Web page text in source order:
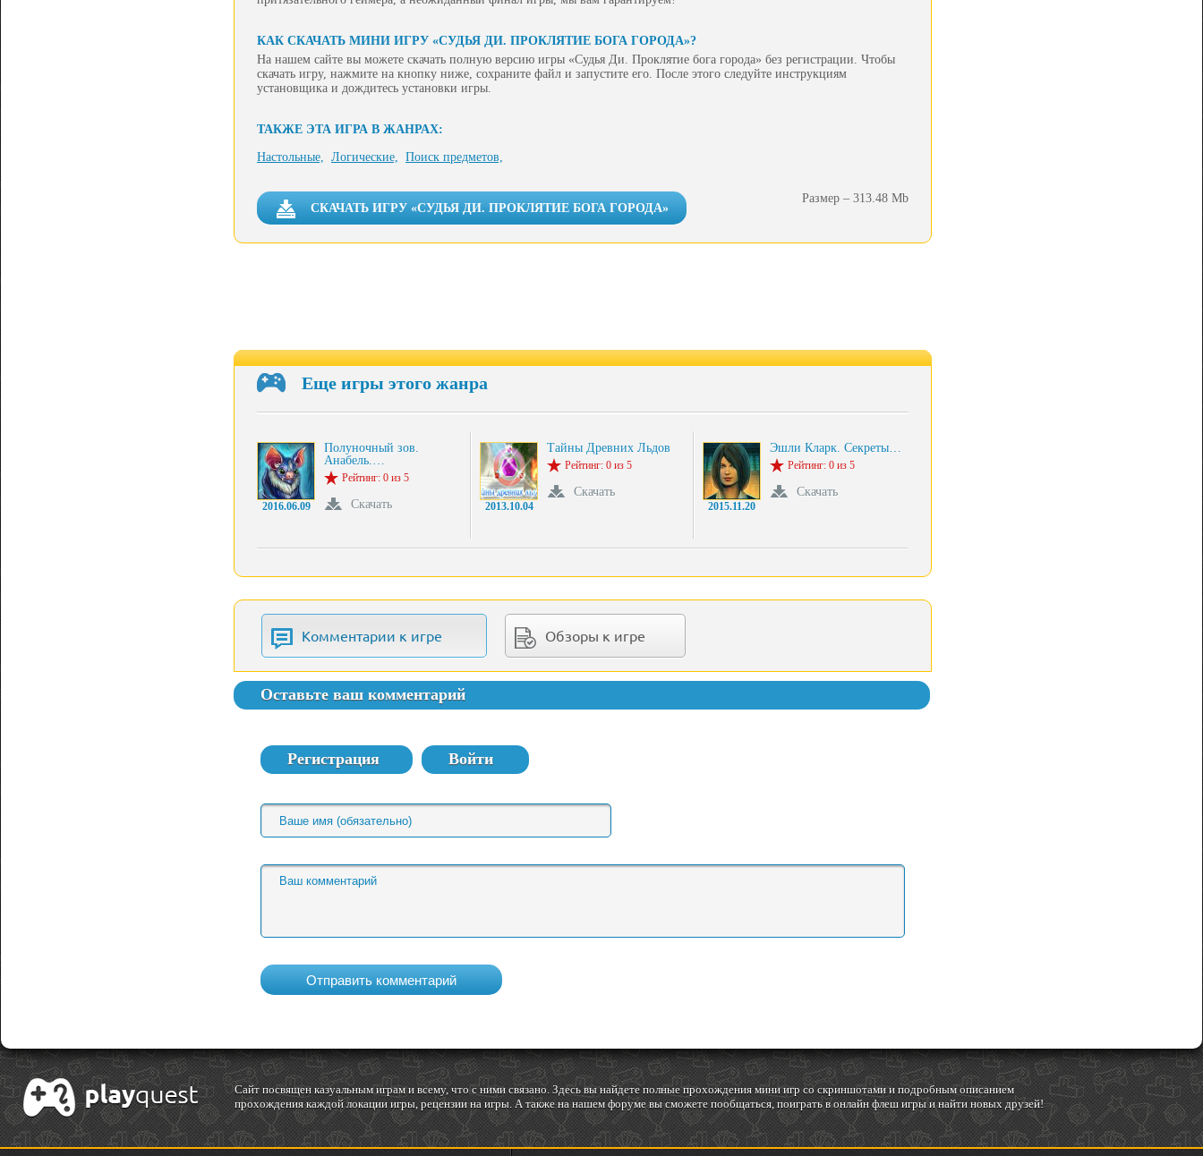
КАК СКАЧАТЬ МИНИ ИГРУ «СУДЬЯ ДИ. ПРОКЛЯТИЕ БОГА ГОРОДА»?
На нашем сайте вы можете скачать полную версию игры «Судья Ди. Проклятие бога города» без регистрации. Чтобы
скачать игру, нажмите на кнопку ниже, сохраните файл и запустите его. После этого следуйте инструкциям
установщика и дождитесь установки игры.
ТАКЖЕ ЭТА ИГРА В ЖАНРАХ:
Настольные, Логические, Поиск предметов,
СКАЧАТЬ ИГРУ «СУДЬЯ ДИ. ПРОКЛЯТИЕ БОГА ГОРОДА»
Размер – 313.48 Mb
Еще игры этого жанра
2016.06.09
Полуночный зов.
Анабель.…
Рейтинг: 0 из 5
Скачать 2013.10.04
Тайны Древних Льдов
Рейтинг: 0 из 5
Скачать
2015.11.20
Эшли Кларк. Секреты…
Рейтинг: 0 из 5
Скачать
Комментарии к игре Обзоры к игре
Оставьте ваш комментарий
Регистрация Войти
Cайт посвящен казуальным играм и всему, что с ними связано. Здесь вы найдете полные прохождения мини игр со скриншотами и подробным описанием
прохождения каждой локации игры, рецензии на игры. А также на нашем форуме вы сможете пообщаться, поиграть в онлайн флеш игры и найти новых друзей!